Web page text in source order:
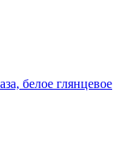
белое глянцевое